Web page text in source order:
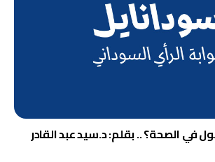
في الصحة؟ .. بقلم: د.سيد عبد القادر